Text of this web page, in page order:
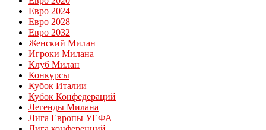
Евро 2024
Евро 2028
Евро 2032
Женский Милан
Игроки Милана
Клуб Милан
Конкурсы
Кубок Италии
Кубок Конфедераций
Легенды Милана
Лига Европы УЕФА